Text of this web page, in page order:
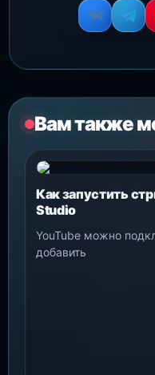
Вам также
Как запустить
Studio
YouTube можно
добавить